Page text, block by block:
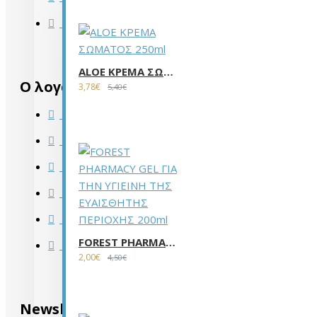
ALOE ΚΡΕΜΑ ΣΩΜΑΤΟΣ 250ml
3,78€ 5,40€
FOREST PHARMACY GEL ΓΙΑ ΤΗΝ ΥΓΙΕΙΝΗ ΤΗΣ ΕΥΑΙΣΘΗΤΗΣ ΠΕΡΙΟΧΗΣ 200ml
2,00€ 4,50€
Πληροφορίες αποστολής
Ο λογαριασμός μου
Ιστορικό Παραγγελιών
Δωροεπιταγές
Newsletter
Λίστα Επιθυμιών
Sitemap
Newsletter